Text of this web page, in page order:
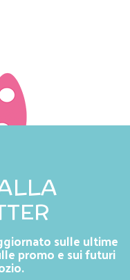
sulle ultime
promo e sui futuri